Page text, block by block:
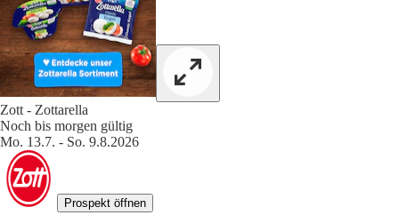
Zott - Zottarella
Noch bis morgen gültig
Mo. 13.7. - So. 9.8.2026
Prospekt öffnen